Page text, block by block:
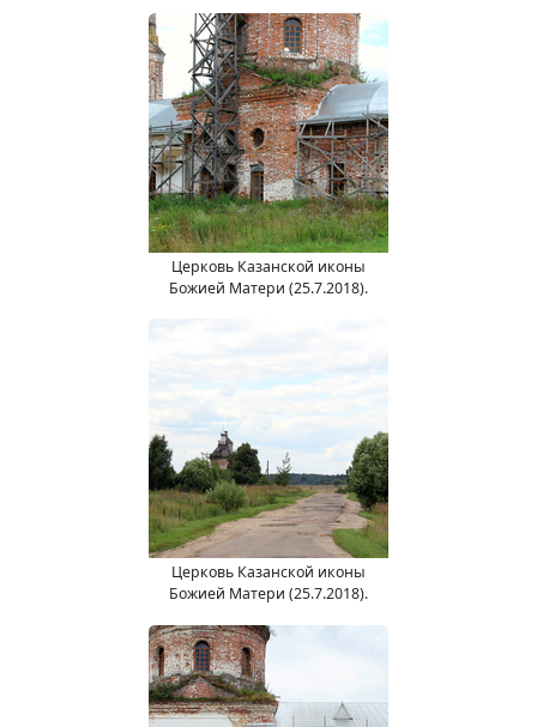
Церковь Казанской иконы
Божией Матери (25.7.2018).
Церковь Казанской иконы
Божией Матери (25.7.2018).